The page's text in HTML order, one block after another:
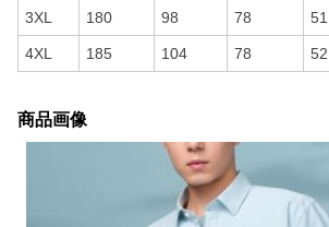
3XL 180 98 78 51
4XL 185 104 78 52
商品画像